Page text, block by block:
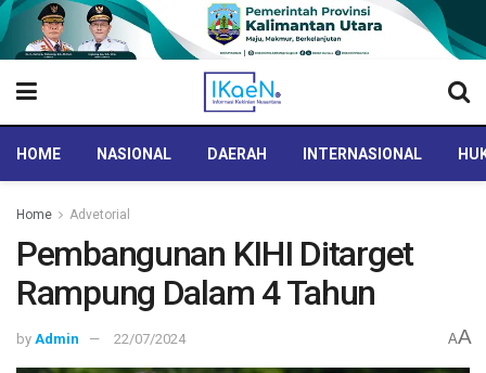
HOME NASIONAL DAERAH INTERNASIONAL
Home Advetorial
Pembangunan KIHI Ditarget
Rampung Dalam 4 Tahun
by Admin 22/07/2024 AA